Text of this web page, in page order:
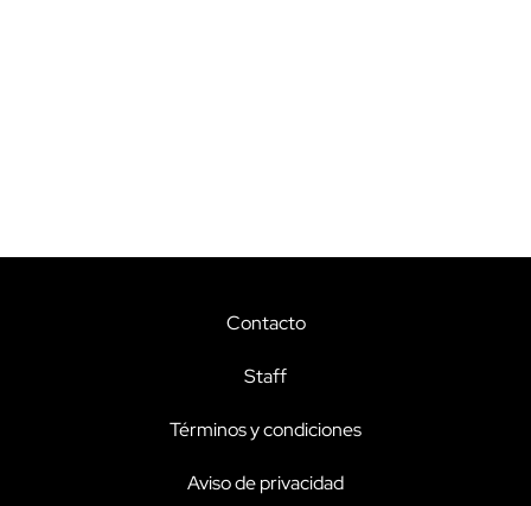
Contacto
Staff
Términos y condiciones
Aviso de privacidad